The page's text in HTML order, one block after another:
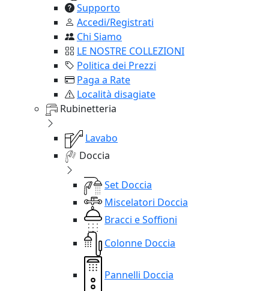
Supporto
Accedi/Registrati
Chi Siamo
LE NOSTRE COLLEZIONI
Politica dei Prezzi
Paga a Rate
Località disagiate
Rubinetteria
Lavabo
Doccia
Set Doccia
Miscelatori Doccia
Bracci e Soffioni
Colonne Doccia
Pannelli Doccia